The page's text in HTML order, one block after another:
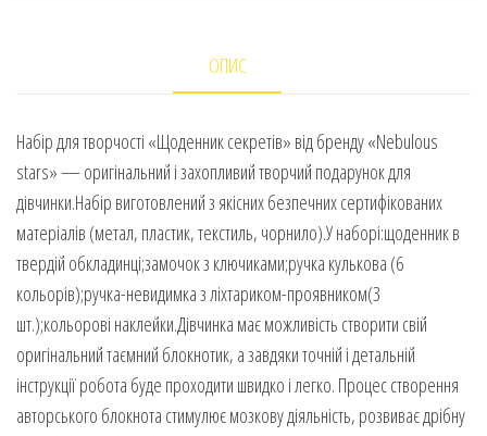
ОПИС
Набір для творчості «Щоденник секретів» від бренду «Nebulous
stars» — оригінальний і захопливий творчий подарунок для
дівчинки.Набір виготовлений з якісних безпечних сертифікованих
матеріалів (метал, пластик, текстиль, чорнило).У наборі:щоденник в
твердій обкладинці;замочок з ключиками;ручка кулькова (6
кольорів);ручка-невидимка з ліхтариком-проявником(3
шт.);кольорові наклейки.Дівчинка має можливість створити свій
оригінальний таємний блокнотик, а завдяки точній і детальній
інструкції робота буде проходити швидко і легко. Процес створення
авторського блокнота стимулює мозкову діяльність, розвиває дрібну